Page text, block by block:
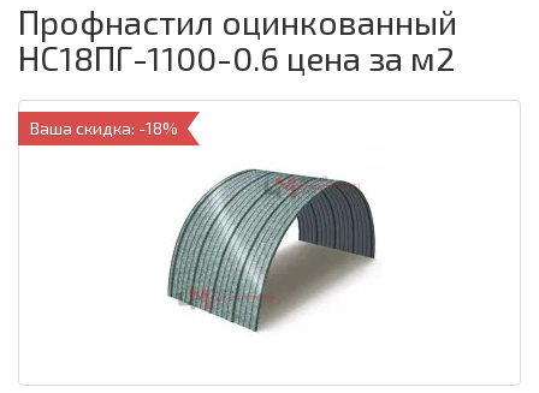
Профнастил оцинкованный
НС18ПГ-1100-0.6 цена за м2
Ваша скидка: -18%